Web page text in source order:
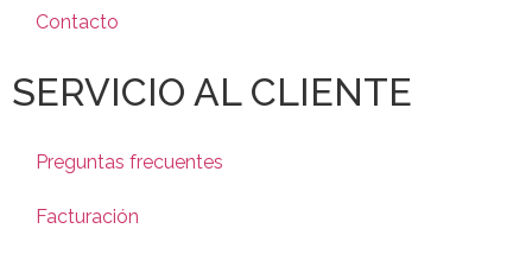
Contacto
SERVICIO AL CLIENTE
Preguntas frecuentes
Facturación